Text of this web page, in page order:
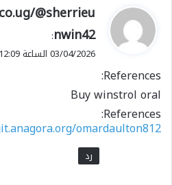
ي
ق
و
ل
@sherrieu
nwin42
:
03/04/2026 الساعة 12:09
References:
Buy winstrol oral
References:
omardaulton812
رد